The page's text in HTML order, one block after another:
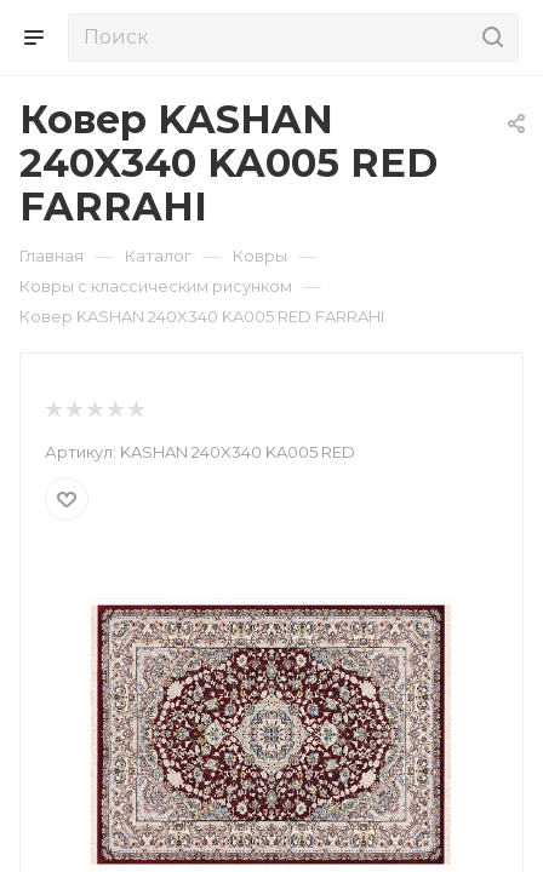
Ковер KASHAN
240X340 KA005 RED
FARRAHI
Главная — Каталог — Ковры —
Ковры с классическим рисунком —
Ковер KASHAN 240X340 KA005 RED FARRAHI
Артикул: KASHAN 240X340 KA005 RED